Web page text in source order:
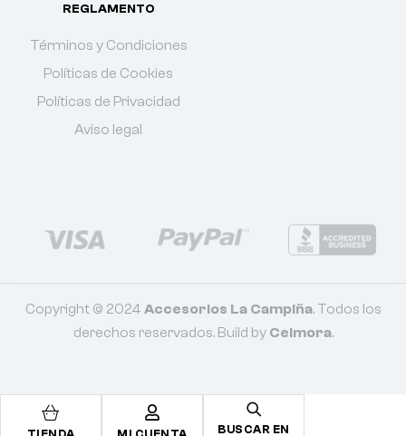
BUSCAR EN
REGLAMENTO
Términos y Condiciones
Políticas de Cookies
Políticas de Privacidad
Aviso legal
Copyright © 2024 Accesorios La Campiña. Todos los
derechos reservados. Build byCelmora.